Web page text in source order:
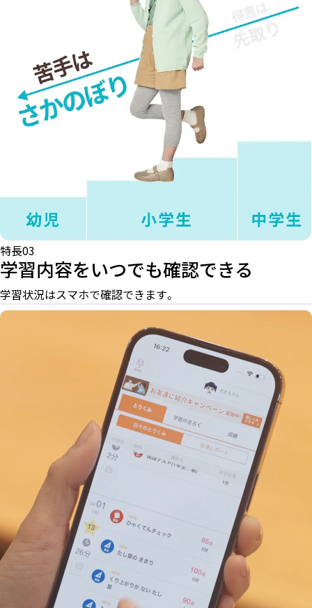
特長03
学習内容をいつでも確認できる
学習状況はスマホで確認できます。